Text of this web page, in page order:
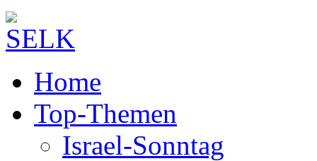
Home
Top-Themen
Israel-Sonntag